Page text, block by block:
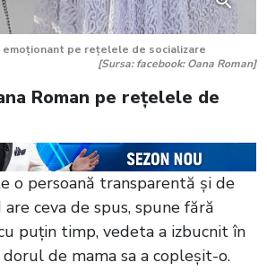
emoționant pe rețelele de socializare
[Sursa: facebook: Oana Roman]
Roman pe rețelele de
o persoană transparentă și de
ceva de spus, spune fără
puțin timp, vedeta a izbucnit în
de mama sa a copleșit-o.